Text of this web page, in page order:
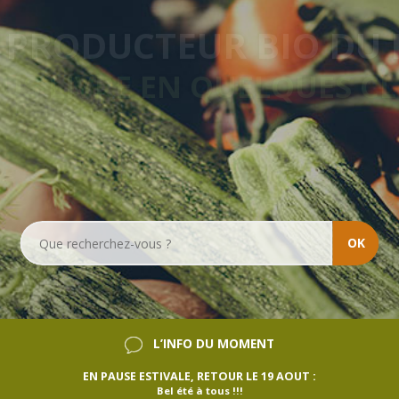
SANS ENGAGEMENT
OK
L’INFO DU MOMENT
EN PAUSE ESTIVALE, RETOUR LE 19 AOUT :
Bel été à tous !!!